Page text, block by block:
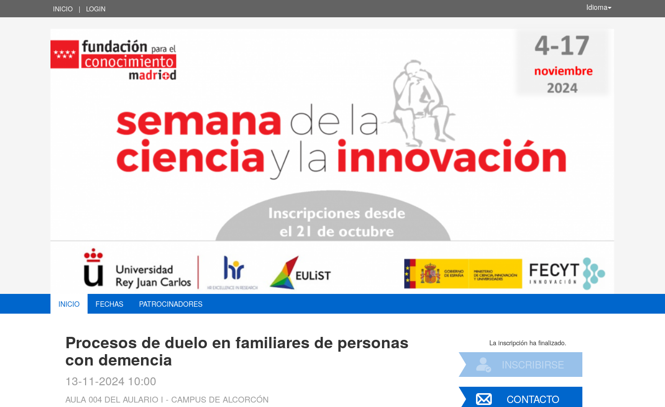
INICIO | LOGIN Idioma
INICIO FECHAS PATROCINADORES
Procesos de duelo en familiares de personas
con demencia
13-11-2024 10:00
AULA 004 DEL AULARIO I - CAMPUS DE ALCORCÓN
La inscripción ha finalizado.
INSCRIBIRSE
CONTACTO